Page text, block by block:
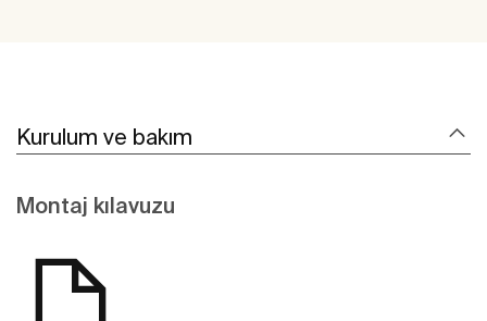
Kurulum ve bakım
Montaj kılavuzu